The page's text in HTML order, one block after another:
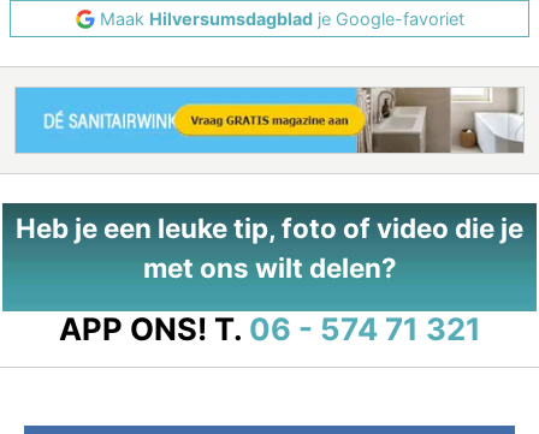
Maak Hilversumsdagbladje Google-favoriet
Heb je een leuke tip, foto of video die je
met ons wilt delen?
APP ONS! T. 06 - 574 71 321